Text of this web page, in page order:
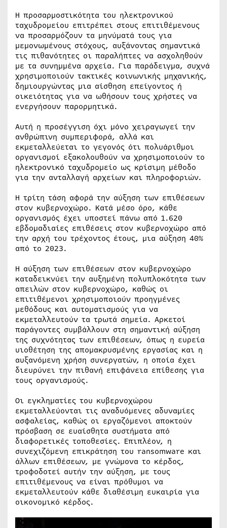
Η προσαρμοστικότητα του ηλεκτρονικού
ταχυδρομείου επιτρέπει στους επιτιθέμενους
να προσαρμόζουν τα μηνύματά τους για
μεμονωμένους στόχους, αυξάνοντας σημαντικά
τις πιθανότητες οι παραλήπτες να ασχοληθούν
με τα συνημμένα αρχεία. Για παράδειγμα, συχνά
χρησιμοποιούν τακτικές κοινωνικής μηχανικής,
δημιουργώντας μια αίσθηση επείγοντος ή
οικειότητας για να ωθήσουν τους χρήστες να
ενεργήσουν παρορμητικά.
Αυτή η προσέγγιση όχι μόνο χειραγωγεί την
ανθρώπινη συμπεριφορά, αλλά και
εκμεταλλεύεται το γεγονός ότι πολυάριθμοι
οργανισμοί εξακολουθούν να χρησιμοποιούν το
ηλεκτρονικό ταχυδρομείο ως κρίσιμη μέθοδο
για την ανταλλαγή αρχείων και πληροφοριών.
Η τρίτη τάση αφορά την αύξηση των επιθέσεων
στον κυβερνοχώρο. Κατά μέσο όρο, κάθε
οργανισμός έχει υποστεί πάνω από 1.620
εβδομαδιαίες επιθέσεις στον κυβερνοχώρο από
την αρχή του τρέχοντος έτους, μια αύξηση 40%
από το 2023.
Η αύξηση των επιθέσεων στον κυβερνοχώρο
καταδεικνύει την αυξημένη πολυπλοκότητα των
απειλών στον κυβερνοχώρο, καθώς οι
επιτιθέμενοι χρησιμοποιούν προηγμένες
μεθόδους και αυτοματισμούς για να
εκμεταλλευτούν τα τρωτά σημεία. Αρκετοί
παράγοντες συμβάλλουν στη σημαντική αύξηση
της συχνότητας των επιθέσεων, όπως η ευρεία
υιοθέτηση της απομακρυσμένης εργασίας και η
αυξανόμενη χρήση συνεργατών, η οποία έχει
διευρύνει την πιθανή επιφάνεια επίθεσης για
τους οργανισμούς.
Οι εγκληματίες του κυβερνοχώρου
εκμεταλλεύονται τις αναδυόμενες αδυναμίες
ασφαλείας, καθώς οι εργαζόμενοι αποκτούν
πρόσβαση σε ευαίσθητα συστήματα από
διαφορετικές τοποθεσίες. Επιπλέον, η
συνεχιζόμενη επικράτηση του ransomware και
άλλων επιθέσεων, με γνώμονα το κέρδος,
τροφοδοτεί αυτήν την αύξηση, με τους
επιτιθέμενους να είναι πρόθυμοι να
εκμεταλλευτούν κάθε διαθέσιμη ευκαιρία για
οικονομικό κέρδος.